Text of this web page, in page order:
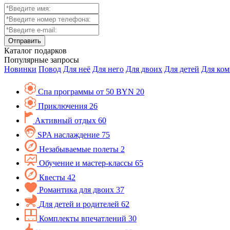
Каталог подарков
Популярные запросы
Новинки Повод Для неё Для него Для двоих Для детей Для
Спа программы от 50 BYN 20
Приключения 26
Активный отдых 60
SPA наслаждение 75
Незабываемые полеты 2
Обучение и мастер-классы 65
Квесты 42
Романтика для двоих 37
Для детей и родителей 62
Комплекты впечатлений 30